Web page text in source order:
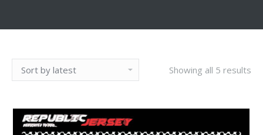
Showing all 5 results